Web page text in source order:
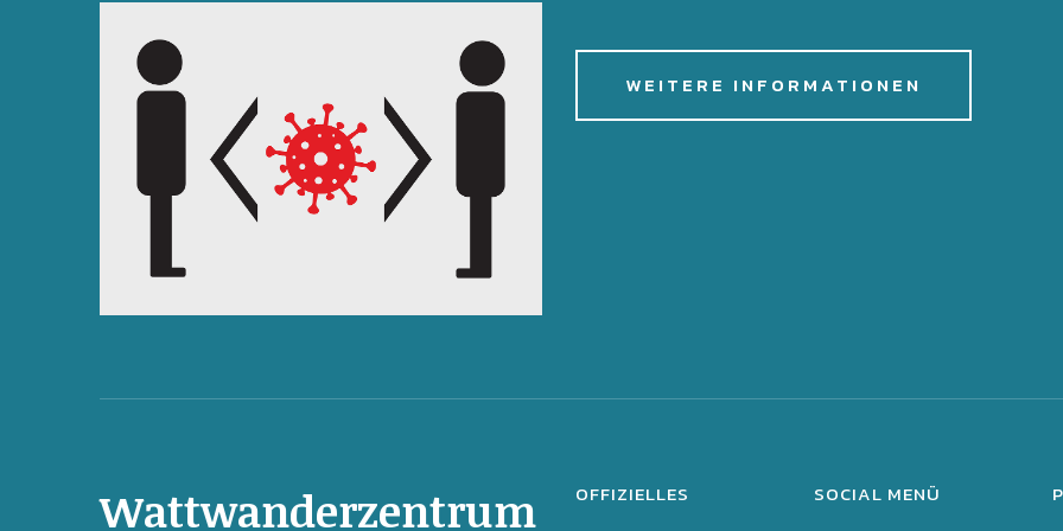
WEITERE INFORMATIONEN
Wattwanderzentrum OFFIZIELLES SOCIAL MENÜ